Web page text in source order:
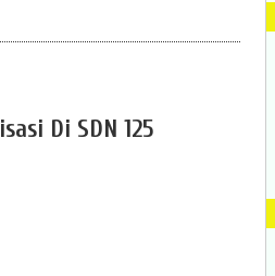
Di SDN 125